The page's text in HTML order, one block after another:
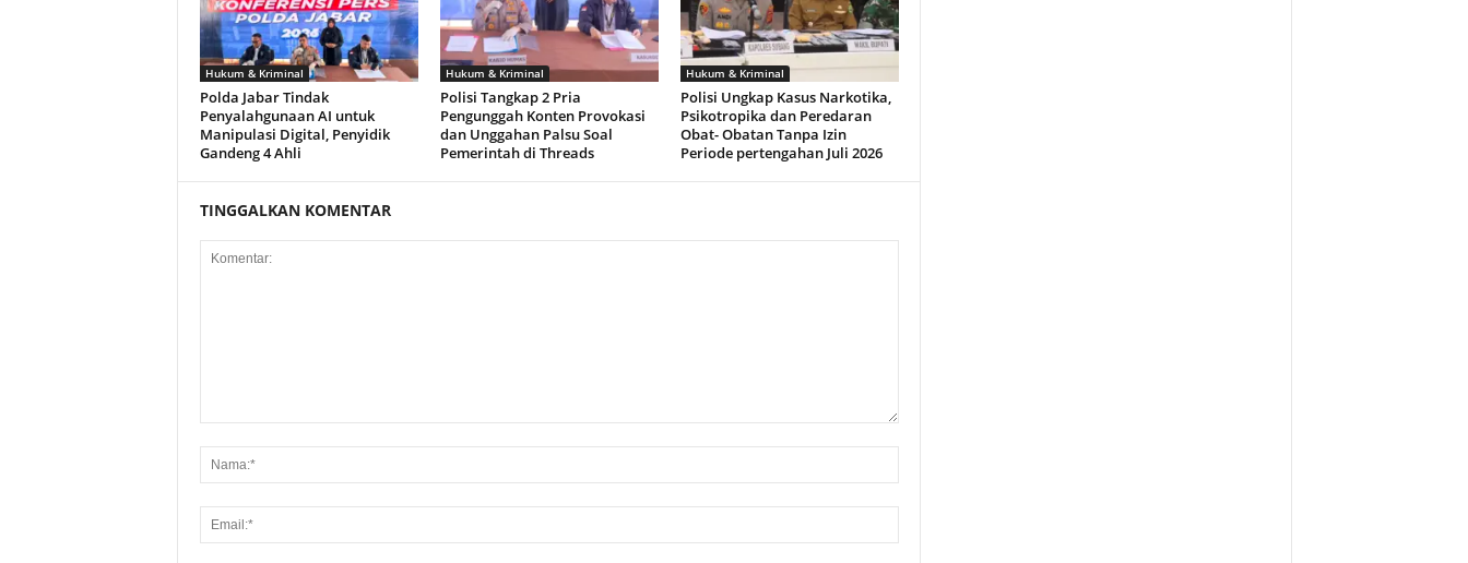
Hukum & Kriminal
Polda Jabar Tindak
Penyalahgunaan AI untuk
Manipulasi Digital, Penyidik
Gandeng 4 Ahli
Hukum & Kriminal
Polisi Tangkap 2 Pria
Pengunggah Konten Provokasi
dan Unggahan Palsu Soal
Pemerintah di Threads
Hukum & Kriminal
Polisi Ungkap Kasus Narkotika,
Psikotropika dan Peredaran
Obat- Obatan Tanpa Izin
Periode pertengahan Juli 2026
TINGGALKAN KOMENTAR